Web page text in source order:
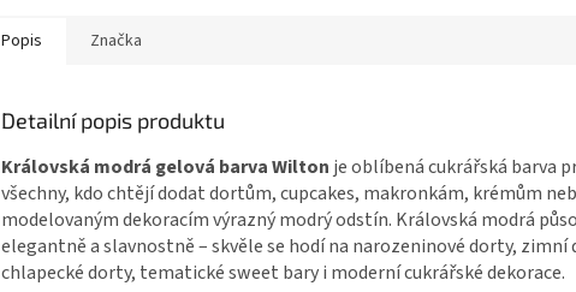
Popis Značka
Detailní popis produktu
Královská modrá gelová barva Wilton je oblíbená cukrářská barva
všechny, kdo chtějí dodat dortům, cupcakes, makronkám, krémům
modelovaným dekoracím výrazný modrý odstín. Královská modrá
elegantně a slavnostně – skvěle se hodí na narozeninové dorty, zimní
chlapecké dorty, tematické sweet bary i moderní cukrářské dekorace.